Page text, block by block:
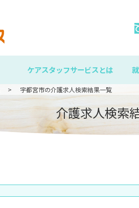
ケアスタッフサービスとは
宇都宮市の介護求人検索結果一覧
介護求人検索